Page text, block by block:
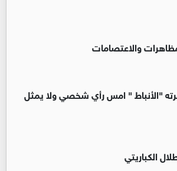
والاعتصامات
"الأنباط " امس رأي شخصي ولا يمثل
الكباريتي